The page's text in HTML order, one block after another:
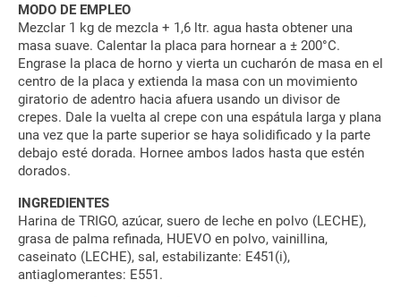
MODO DE EMPLEO
Mezclar 1 kg de mezcla + 1,6 ltr. agua hasta obtener una
masa suave. Calentar la placa para hornear a ± 200°C.
Engrase la placa de horno y vierta un cucharón de masa en el
centro de la placa y extienda la masa con un movimiento
giratorio de adentro hacia afuera usando un divisor de
crepes. Dale la vuelta al crepe con una espátula larga y plana
una vez que la parte superior se haya solidificado y la parte
debajo esté dorada. Hornee ambos lados hasta que estén
dorados.
INGREDIENTES
Harina de TRIGO, azúcar, suero de leche en polvo (LECHE),
grasa de palma refinada, HUEVO en polvo, vainillina,
caseinato (LECHE), sal, estabilizante: E451(i),
antiaglomerantes: E551.